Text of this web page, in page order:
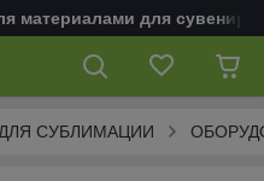
материалами для
СУБЛИМАЦИИ